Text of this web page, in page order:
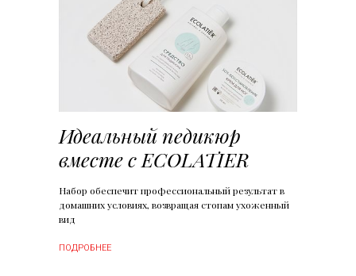
Идеальный педикюр
вместе с ECOLATIER
Набор обеспечит профессиональный результат в
домашних условиях, возвращая стопам ухоженный
вид
ПОДРОБНЕЕ